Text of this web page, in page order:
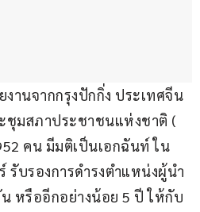
งานจากกรุงปักกิ่ง ประเทศจีน
ชุมสภาประชาชนแห่งชาติ (
คน มีมติเป็นเอกฉันท์ ใน
รับรองการดำรงตำแหน่งผู้นำ
หรืออีกอย่างน้อย 5 ปี ให้กับ